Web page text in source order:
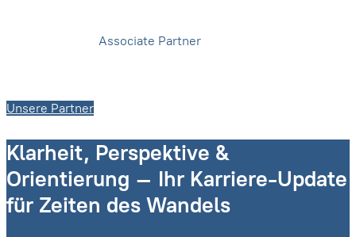
Associate Partner
Unsere Partner
Klarheit, Perspektive &
Orientierung – Ihr Karriere-Update
für Zeiten des Wandels